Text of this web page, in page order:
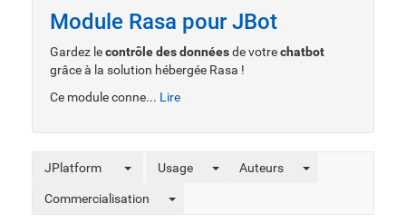
Module Rasa pour JBot
Gardez lecontrôle des donnéesde votrechatbot
grâce à la solution hébergée Rasa !
Ce module conne... Lire
JPlatform Usage Auteurs
Commercialisation